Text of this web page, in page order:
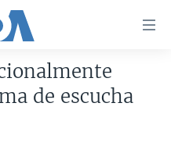
de escucha